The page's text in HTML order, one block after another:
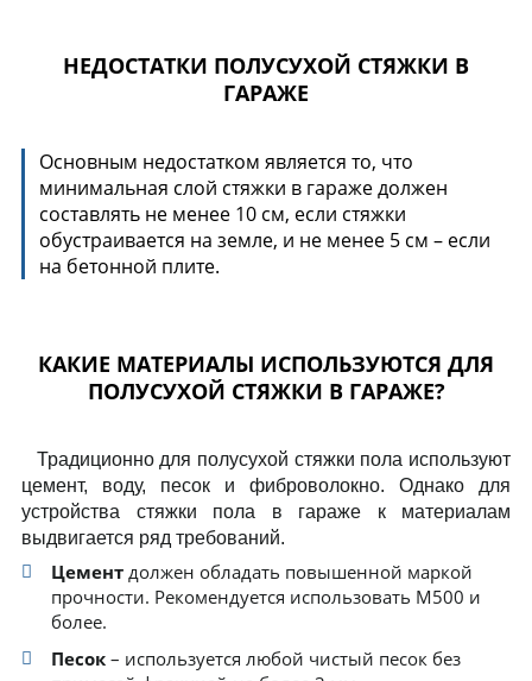
НЕДОСТАТКИ ПОЛУСУХОЙ СТЯЖКИ В
ГАРАЖЕ
Основным недостатком является то, что
минимальная слой стяжки в гараже должен
составлять не менее 10 см, если стяжки
обустраивается на земле, и не менее 5 см – если
на бетонной плите.
КАКИЕ МАТЕРИАЛЫ ИСПОЛЬЗУЮТСЯ ДЛЯ
ПОЛУСУХОЙ СТЯЖКИ В ГАРАЖЕ?
Традиционно для полусухой стяжки пола используют
цемент, воду, песок и фиброволокно. Однако для
устройства стяжки пола в гараже к материалам
выдвигается ряд требований.
Цемент должен обладать повышенной маркой
прочности. Рекомендуется использовать М500 и
более.
Песок – используется любой чистый песок без